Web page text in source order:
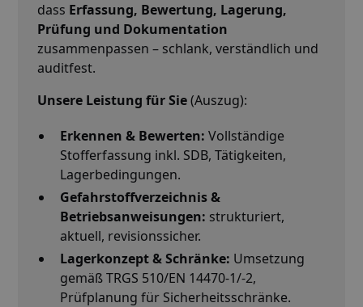
dass Erfassung, Bewertung, Lagerung,
Prüfung und Dokumentation
zusammenpassen – schlank, verständlich und
auditfest.
Unsere Leistung für Sie(Auszug):
Erkennen & Bewerten: Vollständige
Stofferfassung inkl. SDB, Tätigkeiten,
Lagerbedingungen.
Gefahrstoffverzeichnis &
Betriebsanweisungen: strukturiert,
aktuell, revisionssicher.
Lagerkonzept & Schränke: Umsetzung
gemäß TRGS 510/EN 14470-1/-2,
Prüfplanung für Sicherheitsschränke.